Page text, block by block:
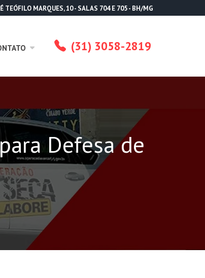
TEÓFILO MARQUES, 10 - SALAS 704 E 705 - BH/MG
(31) 3058-2819
Defesa de